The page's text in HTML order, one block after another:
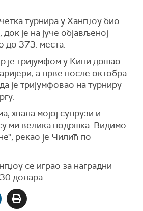
турнира у Хангџоу био
је на јуче објављеној
до 373. места.
је тријумфом у Кини дошао
а прве после октобра
је тријумфовао на турниру
хвала мојој супрузи и
ми велика подршка. Видимо
рекао је Чилић по
се играо за наградни
долара.